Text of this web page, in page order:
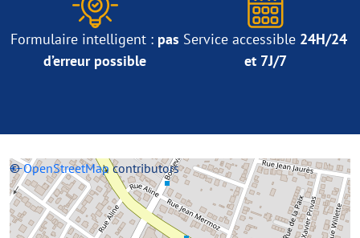
Formulaire intelligent : pas
d’erreur possible
Service accessible 24H/24
et 7J/7
+−
©OpenStreetMapcontributors